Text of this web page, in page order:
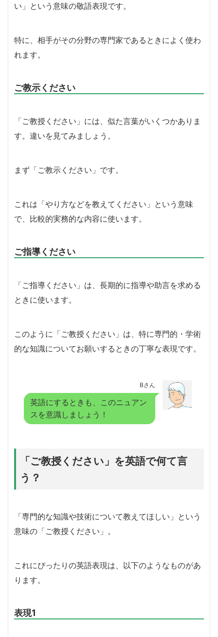
い」という意味の敬語表現です。
特に、相手がその分野の専門家であるときによく使わ
れます。
ご教示ください
「ご教授ください」には、似た言葉がいくつかありま
す。違いを見てみましょう。
まず「ご教示ください」です。
これは「やり方などを教えてください」という意味
で、比較的実務的な内容に使います。
ご指導ください
「ご指導ください」は、長期的に指導や助言を求める
ときに使います。
このように「ご教授ください」は、特に専門的・学術
的な知識についてお願いするときの丁寧な表現です。
Bさん
英語にするときも、このニュアン
スを意識しましょう！
「ご教授ください」を英語で何て言
う？
「専門的な知識や技術について教えてほしい」という
意味の「ご教授ください」。
これにぴったりの英語表現は、以下のようなものがあ
ります。
表現1